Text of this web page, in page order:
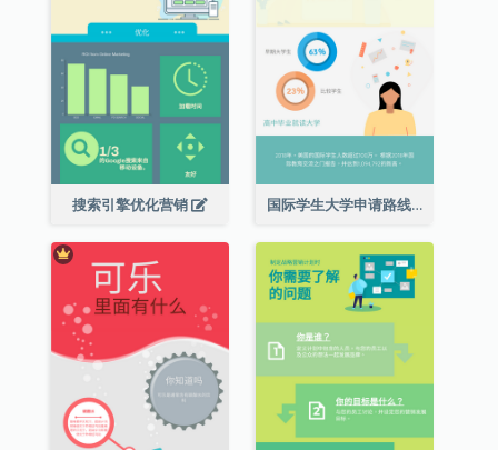
搜索引擎优化营销 国际学生大学申请路线图